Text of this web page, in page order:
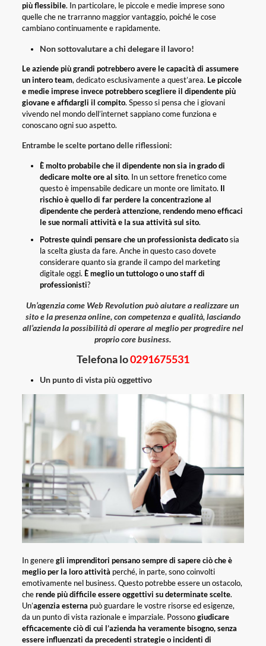
più flessibile. In particolare, le piccole e medie imprese sono
quelle che ne trarranno maggior vantaggio, poiché le cose
cambiano continuamente e rapidamente.
Non sottovalutare a chi delegare il lavoro!
Le aziende più grandi potrebbero avere le capacità di assumere
un intero team, dedicato esclusivamente a quest’area. Le piccole
e medie imprese invece potrebbero scegliere il dipendente più
giovane e affidargli il compito. Spesso si pensa che i giovani
vivendo nel mondo dell’internet sappiano come funziona e
conoscano ogni suo aspetto.
Entrambe le scelte portano delle riflessioni:
È molto probabile che il dipendente non sia in grado di
dedicare molte ore al sito. In un settore frenetico come
questo è impensabile dedicare un monte ore limitato. Il
rischio è quello di far perdere la concentrazione al
dipendente che perderà attenzione, rendendo meno efficaci
le sue normali attività e la sua attività sul sito.
Potreste quindi pensare che un professionista dedicatosia
la scelta giusta da fare. Anche in questo caso dovete
considerare quanto sia grande il campo del marketing
digitale oggi. È meglio un tuttologo o uno staff di
professionisti?
Un’agenzia come Web Revolution può aiutare a realizzare un
sito e la presenza online, con competenza e qualità, lasciando
all’azienda la possibilità di operare al meglio per progredire nel
proprio core business.
Telefona lo0291675531
Un punto di vista più oggettivo
In generegli imprenditori pensano sempre di sapere ciò che è
meglio per la loro attività perché, in parte, sono coinvolti
emotivamente nel business. Questo potrebbe essere un ostacolo,
cherende più difficile essere oggettivi su determinate scelte.
Un’agenzia esterna può guardare le vostre risorse ed esigenze,
da un punto di vista razionale e imparziale. Possonogiudicare
efficacemente ciò di cui l’azienda ha veramente bisogno, senza
essere influenzati da precedenti strategie o incidenti di